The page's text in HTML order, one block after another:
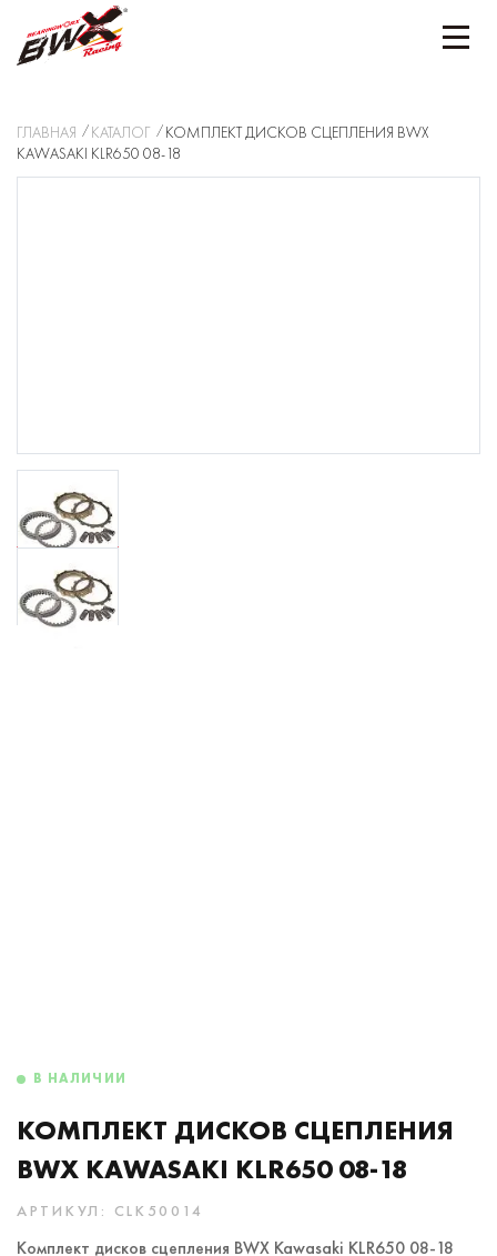
ГЛАВНАЯ КАТАЛОГ
КОМПЛЕКТ ДИСКОВ СЦЕПЛЕНИЯ BWX
KAWASAKI KLR650 08-18
В НАЛИЧИИ
КОМПЛЕКТ ДИСКОВ СЦЕПЛЕНИЯ
BWX KAWASAKI KLR650 08-18
АРТИКУЛ: CLK50014
Комплект дисков сцепления BWX Kawasaki KLR650 08-18